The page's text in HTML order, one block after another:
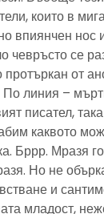
които в
впиянчен нос
чевръсто се
от
линия –
писател,
каквото
Бррр. Мразя
Но не
и
младост,